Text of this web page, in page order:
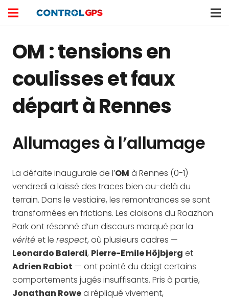
OM : tensions en
coulisses et faux
départ à Rennes
Allumages à l’allumage
La défaite inaugurale de l’OM à Rennes (0-1)
vendredi a laissé des traces bien au-delà du
terrain. Dans le vestiaire, les remontrances se sont
transformées en frictions. Les cloisons du Roazhon
Park ont résonné d’un discours marqué par la
véritéet le respect, où plusieurs cadres —
Leonardo Balerdi, Pierre-Emile Höjbjerg et
Adrien Rabiot — ont pointé du doigt certains
comportements jugés insuffisants. Pris à partie,
Jonathan Rowea répliqué vivement,